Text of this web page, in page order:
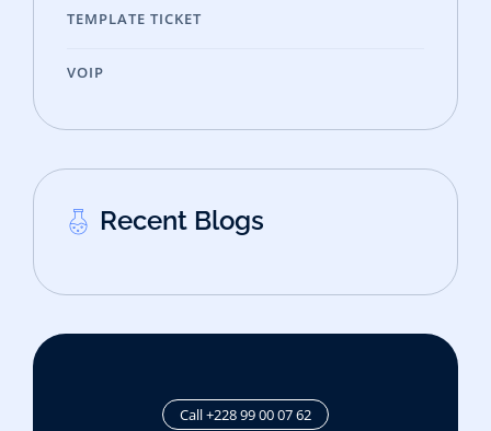
TEMPLATE TICKET
VOIP
Recent Blogs
Call +228 99 00 07 62